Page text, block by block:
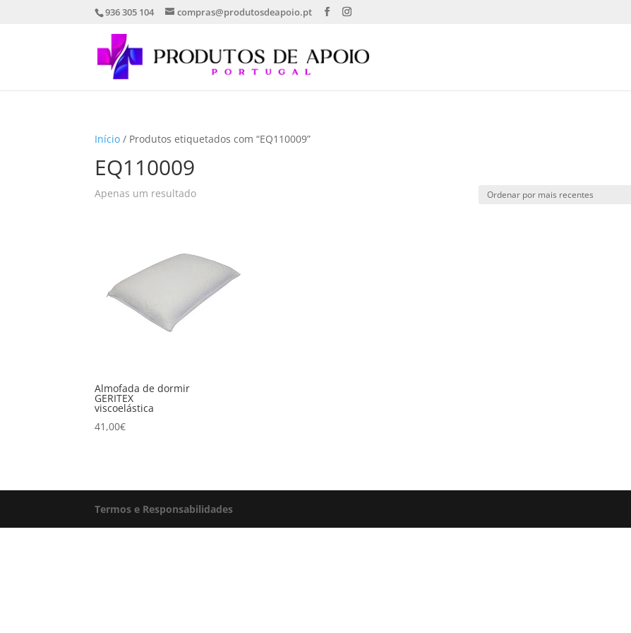
936 305 104 compras@produtosdeapoio.pt
Início / Produtos etiquetados com “EQ110009”
EQ110009
Apenas um resultado
Almofada de dormir
GERITEX
viscoelástica
41,00€
Termos e Responsabilidades